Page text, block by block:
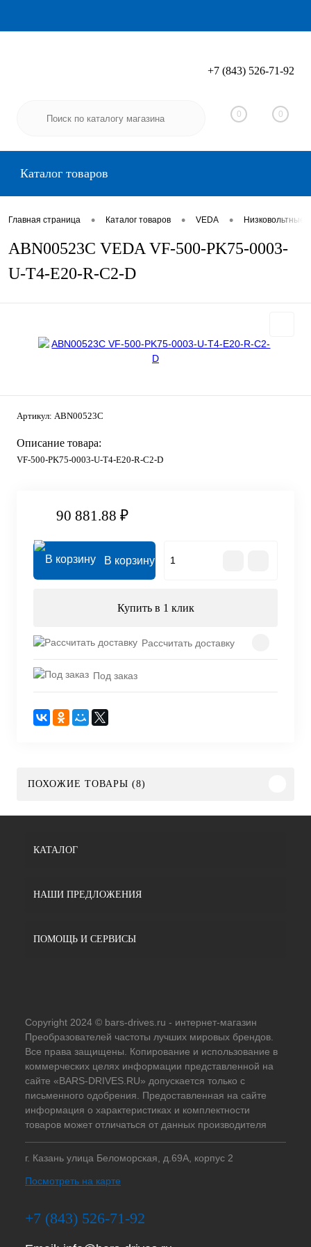
Вход Регистрация
+7 (843) 526-71-92
0 0
Каталог товаров
Главная страница • Каталог товаров • VEDA •
ABN00523C VEDA VF-500-PK75-0003-
U-T4-E20-R-C2-D
Артикул: ABN00523C
Описание товара:
VF-500-PK75-0003-U-T4-E20-R-C2-D
90 881.88 ₽
В корзину
Купить в 1 клик
Рассчитать доставку
Под заказ
ПОХОЖИЕ ТОВАРЫ (8)
КАТАЛОГ
НАШИ ПРЕДЛОЖЕНИЯ
ПОМОЩЬ И СЕРВИСЫ
Copyright 2024 © bars-drives.ru - интернет-магазин
Преобразователей частоты лучших мировых брендов.
Все права защищены. Копирование и использование в
коммерческих целях информации представленной на
сайте «BARS-DRIVES.RU» допускается только с
письменного одобрения. Предоставленная на сайте
информация о характеристиках и комплектности
товаров может отличаться от данных производителя
г. Казань улица Беломорская, д.69А, корпус 2
Посмотреть на карте
+7 (843) 526-71-92